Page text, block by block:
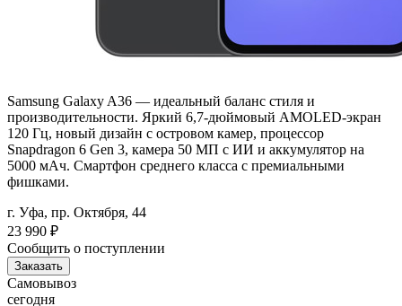
Samsung Galaxy A36 — идеальный баланс стиля и
производительности. Яркий 6,7-дюймовый AMOLED-экран
120 Гц, новый дизайн с островом камер, процессор
Snapdragon 6 Gen 3, камера 50 МП с ИИ и аккумулятор на
5000 мАч. Смартфон среднего класса с премиальными
фишками.
г. Уфа, пр. Октября, 44
23 990 ₽
Сообщить о поступлении
Заказать
Самовывоз
сегодня